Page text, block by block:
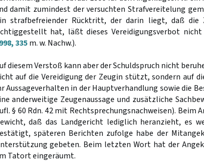
damit zumindest der versuchten Strafvereitelung
strafbefreiender Rücktritt, der darin liegt, daß die
hat, läßt dieses Vereidigungsverbot
335m. w. Nachw.).
diesem Verstoß kann aber der Schuldspruch nicht
auf die Vereidigung der Zeugin stützt, sondern auf
Aussageverhalten in der Hauptverhandlung sowie die
anderweitige Zeugenaussage und zusätzliche
§ 60 Rdn. 42 mit Rechtsprechungsnachweisen). Beim
daß das Landgericht lediglich heranzieht, es
späteren Berichten zufolge habe der
gebeten. Beim letzten Wort hat der
Tatort eingeräumt.